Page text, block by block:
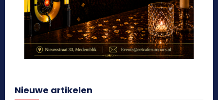
Nieuwe artikelen